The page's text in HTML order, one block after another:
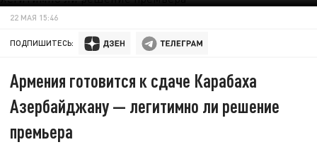
22 МАЯ 15:46
ПОДПИШИТЕСЬ:
Армения готовится к сдаче Карабаха
Азербайджану — легитимно ли решение
премьера